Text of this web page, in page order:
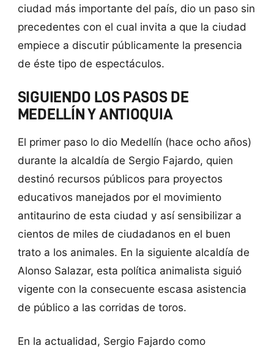
ciudad más importante del país, dio un paso sin
precedentes con el cual invita a que la ciudad
empiece a discutir públicamente la presencia
de éste tipo de espectáculos.
SIGUIENDO LOS PASOS DE
MEDELLÍN Y ANTIOQUIA
El primer paso lo dio Medellín (hace ocho años)
durante la alcaldía de Sergio Fajardo, quien
destinó recursos públicos para proyectos
educativos manejados por el movimiento
antitaurino de esta ciudad y así sensibilizar a
cientos de miles de ciudadanos en el buen
trato a los animales. En la siguiente alcaldía de
Alonso Salazar, esta política animalista siguió
vigente con la consecuente escasa asistencia
de público a las corridas de toros.
En la actualidad, Sergio Fajardo como